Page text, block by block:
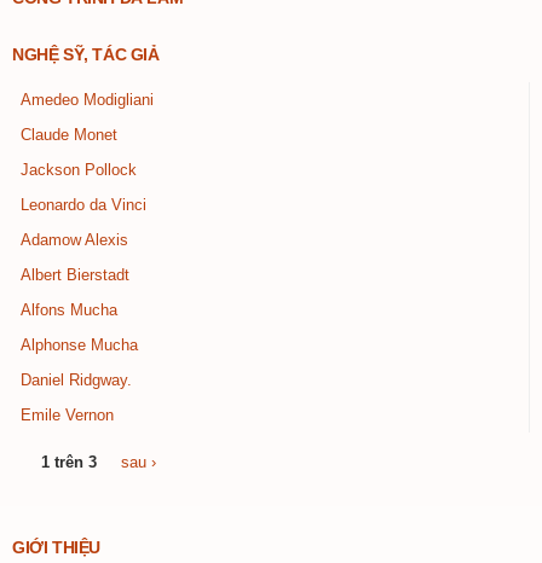
NGHỆ SỸ, TÁC GIẢ
Amedeo Modigliani
Claude Monet
Jackson Pollock
Leonardo da Vinci
Adamow Alexis
Albert Bierstadt
Alfons Mucha
Alphonse Mucha
Daniel Ridgway.
Emile Vernon
1 trên 3 sau ›
GIỚI THIỆU